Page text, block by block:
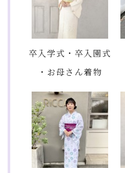
卒入学式・卒入園式
・お母さん着物